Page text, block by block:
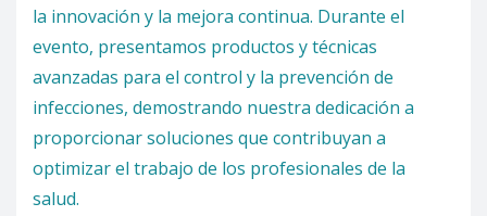
la innovación y la mejora continua. Durante el
evento, presentamos productos y técnicas
avanzadas para el control y la prevención de
infecciones, demostrando nuestra dedicación a
proporcionar soluciones que contribuyan a
optimizar el trabajo de los profesionales de la
salud.